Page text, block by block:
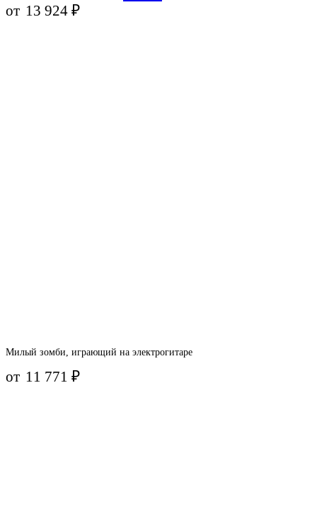
от 13 924₽
Милый зомби, играющий на электрогитаре
от 11 771₽